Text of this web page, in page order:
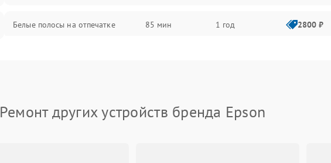
Белые полосы на отпечатке 85 мин 1 год 2800 ₽
Ремонт других устройств бренда Epson